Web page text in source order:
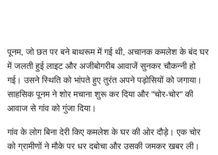
पूनम, जो छत पर बने बाथरूम में गई थी, अचानक कमलेश के बंद घर
में जलती हुई लाइट और अजीबोगरीब आवाजें सुनकर चौकन्नी हो
गई। उसने स्थिति को भांपते हुए तुरंत अपने पड़ोसियों को जगाया।
साहसिक पूनम ने शोर मचाना शुरू कर दिया और "चोर-चोर" की
आवाज से गांव को गुंजा दिया।
गांव के लोग बिना देरी किए कमलेश के घर की ओर दौड़े। एक चोर
को ग्रामीणों ने मौके पर धर दबोचा और उसकी जमकर खबर ली।